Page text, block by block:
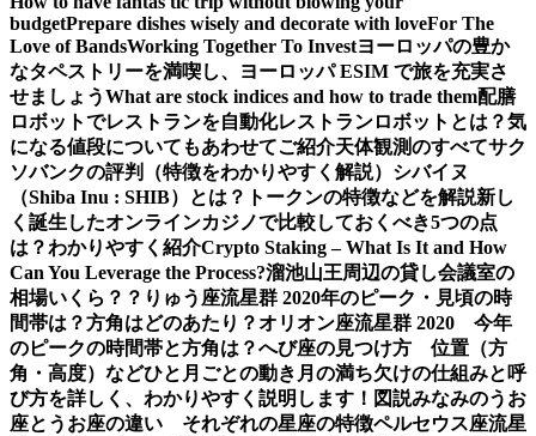
budgetPrepare dishes wisely and decorate with loveFor The
Love of BandsWorking Together To Investヨーロッパの豊か
なタペストリーを満喫し、ヨーロッパ ESIM で旅を充実さ
せましょうWhat are stock indices and how to trade them配膳
ロボットでレストランを自動化レストランロボットとは？気
になる値段についてもあわせてご紹介天体観測のすべてサク
ソバンクの評判（特徴をわかりやすく解説） シバイヌ
（Shiba Inu : SHIB）とは？トークンの特徴などを解説新し
く誕生したオンラインカジノで比較しておくべき5つの点
は？わかりやすく紹介Crypto Staking – What Is It and How
Can You Leverage the Process?溜池山王周辺の貸し会議室の
相場いくら？？ りゅう座流星群 2020年のピーク・見頃の時
間帯は？方角はどのあたり？オリオン座流星群 2020 今年
のピークの時間帯と方角は？へび座の見つけ方 位置（方
角・高度）などひと月ごとの動き 月の満ち欠けの仕組みと呼
び方を詳しく、わかりやすく説明します！図説みなみのうお
座とうお座の違い それぞれの星座の特徴ペルセウス座流星